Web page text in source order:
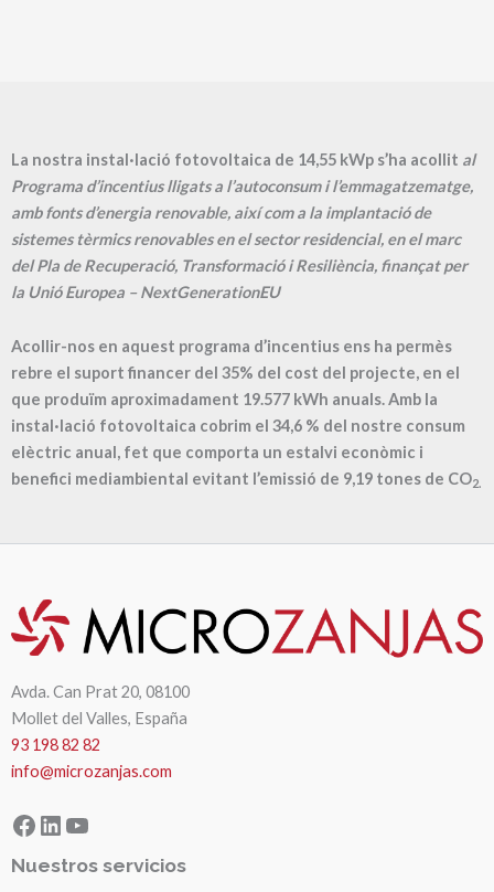
La nostra instal·lació fotovoltaica de 14,55 kWp s’ha acollit al
Programa d’incentius lligats a l’autoconsum i l’emmagatzematge,
amb fonts d’energia renovable, així com a la implantació de
sistemes tèrmics renovables en el sector residencial, en el marc
del Pla de Recuperació, Transformació i Resiliència, finançat per
la Unió Europea – NextGenerationEU
Acollir-nos en aquest programa d’incentius ens ha permès
rebre el suport financer del 35% del cost del projecte, en el
que produïm aproximadament 19.577 kWh anuals. Amb la
instal·lació fotovoltaica cobrim el 34,6 % del nostre consum
elèctric anual, fet que comporta un estalvi econòmic i
benefici mediambiental evitant l’emissió de 9,19 tones de CO2.
Avda. Can Prat 20, 08100
Mollet del Valles, España
93 198 82 82
info@microzanjas.com
Facebook
LinkedIn
YouTube
Nuestros servicios